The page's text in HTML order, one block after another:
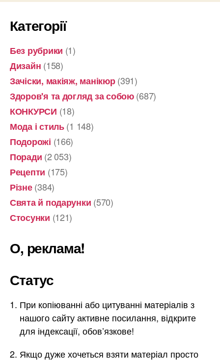
Категорії
Без рубрики (1)
Дизайн (158)
Зачіски, макіяж, манікюр(391)
Здоров'я та догляд за собою(687)
КОНКУРСИ (18)
Мода і стиль(1 148)
Подорожі (166)
Поради (2 053)
Рецепти (175)
Різне(384)
Свята й подарунки (570)
Стосунки (121)
О, реклама!
Статус
При копіюванні або цитуванні матеріалів з
нашого сайту активне посилання, відкрите
для індексації, обов’язкове!
Якщо дуже хочеться взяти матеріал просто